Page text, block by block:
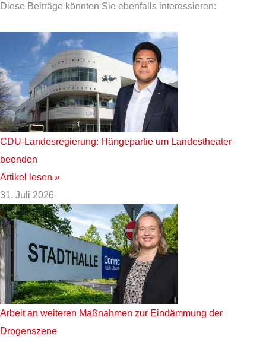
Diese Beiträge könnten Sie ebenfalls interessieren:
CDU-Landesregierung: Hängepartie um Landestheater
beenden
Artikel lesen »
31. Juli 2026
Arbeit an weiteren Maßnahmen zur Eindämmung der
Drogenszene